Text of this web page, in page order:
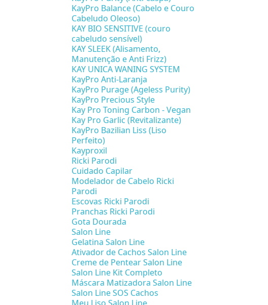
KayPro Balance (Cabelo e Couro
Cabeludo Oleoso)
KAY BIO SENSITIVE (couro
cabeludo sensível)
KAY SLEEK (Alisamento,
Manutenção e Anti Frizz)
KAY UNICA WANING SYSTEM
KayPro Anti-Laranja
KayPro Purage (Ageless Purity)
KayPro Precious Style
Kay Pro Toning Carbon - Vegan
Kay Pro Garlic (Revitalizante)
KayPro Bazilian Liss (Liso
Perfeito)
Kayproxil
Ricki Parodi
Cuidado Capilar
Modelador de Cabelo Ricki
Parodi
Escovas Ricki Parodi
Pranchas Ricki Parodi
Gota Dourada
Salon Line
Gelatina Salon Line
Ativador de Cachos Salon Line
Creme de Pentear Salon Line
Salon Line Kit Completo
Máscara Matizadora Salon Line
Salon Line SOS Cachos